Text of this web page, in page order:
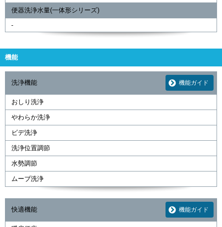
便器洗浄水量(一体形シリーズ)
-
機能
洗浄機能 機能ガイド
おしり洗浄
やわらか洗浄
ビデ洗浄
洗浄位置調節
水勢調節
ムーブ洗浄
快適機能 機能ガイド